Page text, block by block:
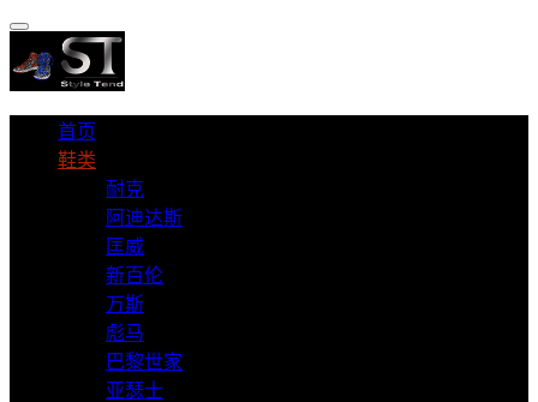
首页
鞋类
耐克
阿迪达斯
匡威
新百伦
万斯
彪马
巴黎世家
亚瑟士